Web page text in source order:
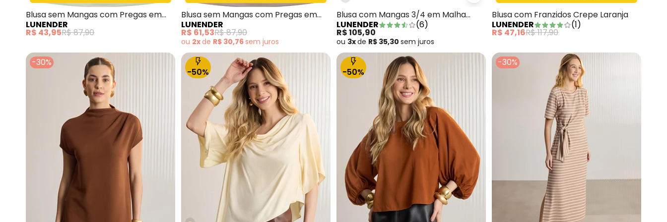
Blusa sem Mangas com Pregas em
Malha Verde
LUNENDER
R$ 43,95R$ 87,90
Blusa sem Mangas com Pregas em
Malha Cinza
LUNENDER
R$ 61,53R$ 87,90
ou 2xde R$ 30,76sem juros
Blusa com Mangas 3/4 em Malha
Responsável Preto
LUNENDER (6)
R$ 105,90
ou 3xde R$ 35,30 sem juros
Blusa com Franzidos Crepe Laranja
LUNENDER
(1)
R$ 47,16R$ 117,90
-30%
-50% -50%
-30%